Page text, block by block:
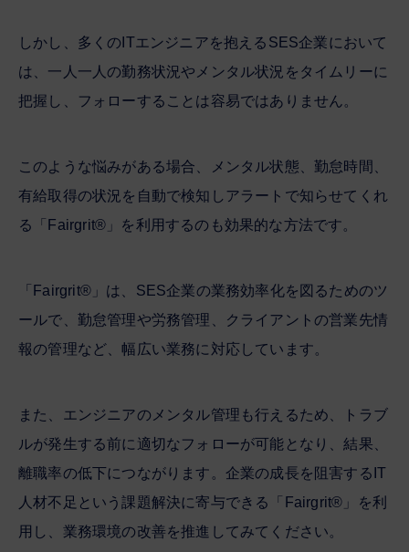
しかし、多くのITエンジニアを抱えるSES企業において
は、一人一人の勤務状況やメンタル状況をタイムリーに
把握し、フォローすることは容易ではありません。
このような悩みがある場合、メンタル状態、勤怠時間、
有給取得の状況を自動で検知しアラートで知らせてくれ
る「Fairgrit®」を利用するのも効果的な方法です。
「Fairgrit®」は、SES企業の業務効率化を図るためのツ
ールで、勤怠管理や労務管理、クライアントの営業先情
報の管理など、幅広い業務に対応しています。
また、エンジニアのメンタル管理も行えるため、トラブ
ルが発生する前に適切なフォローが可能となり、結果、
離職率の低下につながります。企業の成長を阻害するIT
人材不足という課題解決に寄与できる「Fairgrit®」を利
用し、業務環境の改善を推進してみてください。